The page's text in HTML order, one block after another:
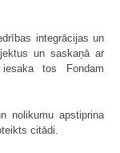
integrācijas un
un saskaņā ar
tos Fondam
nolikumu apstiprina
citādi.